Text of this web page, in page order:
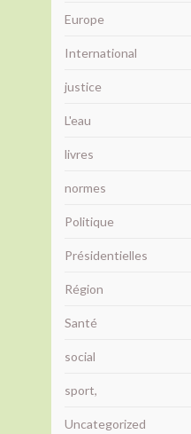
Europe
International
justice
L'eau
livres
normes
Politique
Présidentielles
Région
Santé
social
sport,
Uncategorized